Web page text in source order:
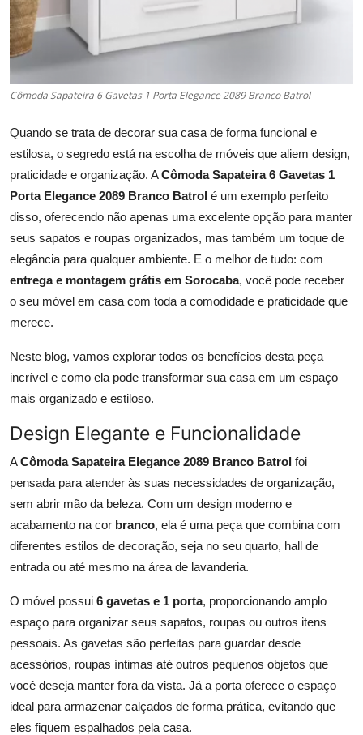
Cômoda Sapateira 6 Gavetas 1 Porta Elegance 2089 Branco Batrol
Quando se trata de decorar sua casa de forma funcional e
estilosa, o segredo está na escolha de móveis que aliem design,
praticidade e organização. ACômoda Sapateira 6 Gavetas 1
Porta Elegance 2089 Branco Batrol é um exemplo perfeito
disso, oferecendo não apenas uma excelente opção para manter
seus sapatos e roupas organizados, mas também um toque de
elegância para qualquer ambiente. E o melhor de tudo: com
entrega e montagem grátis em Sorocaba, você pode receber
o seu móvel em casa com toda a comodidade e praticidade que
merece.
Neste blog, vamos explorar todos os benefícios desta peça
incrível e como ela pode transformar sua casa em um espaço
mais organizado e estiloso.
Design Elegante e Funcionalidade
ACômoda Sapateira Elegance 2089 Branco Batrol foi
pensada para atender às suas necessidades de organização,
sem abrir mão da beleza. Com um design moderno e
acabamento na cor branco, ela é uma peça que combina com
diferentes estilos de decoração, seja no seu quarto, hall de
entrada ou até mesmo na área de lavanderia.
O móvel possui 6 gavetas e 1 porta, proporcionando amplo
espaço para organizar seus sapatos, roupas ou outros itens
pessoais. As gavetas são perfeitas para guardar desde
acessórios, roupas íntimas até outros pequenos objetos que
você deseja manter fora da vista. Já a porta oferece o espaço
ideal para armazenar calçados de forma prática, evitando que
eles fiquem espalhados pela casa.